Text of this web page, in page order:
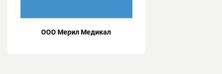
ООО Мерил Медикал